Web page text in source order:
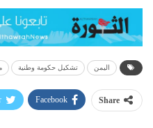
اليمن تشكيل حكومة وطنية
Share
Facebook